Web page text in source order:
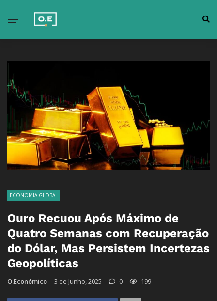
ECONOMIA GLOBAL
Ouro Recuou Após Máximo de
Quatro Semanas com Recuperação
do Dólar, Mas Persistem Incertezas
Geopolíticas
O.Económico 3 de Junho, 2025 0 199